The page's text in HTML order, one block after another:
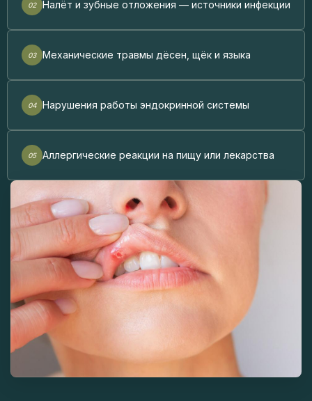
Налёт и зубные отложения — источники инфекции
Механические травмы дёсен, щёк и языка
Нарушения работы эндокринной системы
Аллергические реакции на пищу или лекарства